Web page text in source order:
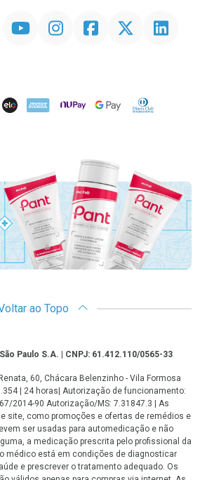
InstagramFacebookTwitter Linkedin
ELO AMEX NuPay Google PayDiners Club
Destaque
ao Topo
Paulo S.A. | CNPJ: 61.412.110/0565-33
60, Chácara Belenzinho - Vila Formosa
| 24 horas| Autorização de funcionamento:
2014-90 Autorização/MS: 7.31847.3 | As
site, como promoções e ofertas de remédios e
ser usadas para automedicação e não
a medicação prescrita pelo profissional da
médico está em condições de diagnosticar
e prescrever o tratamento adequado. Os